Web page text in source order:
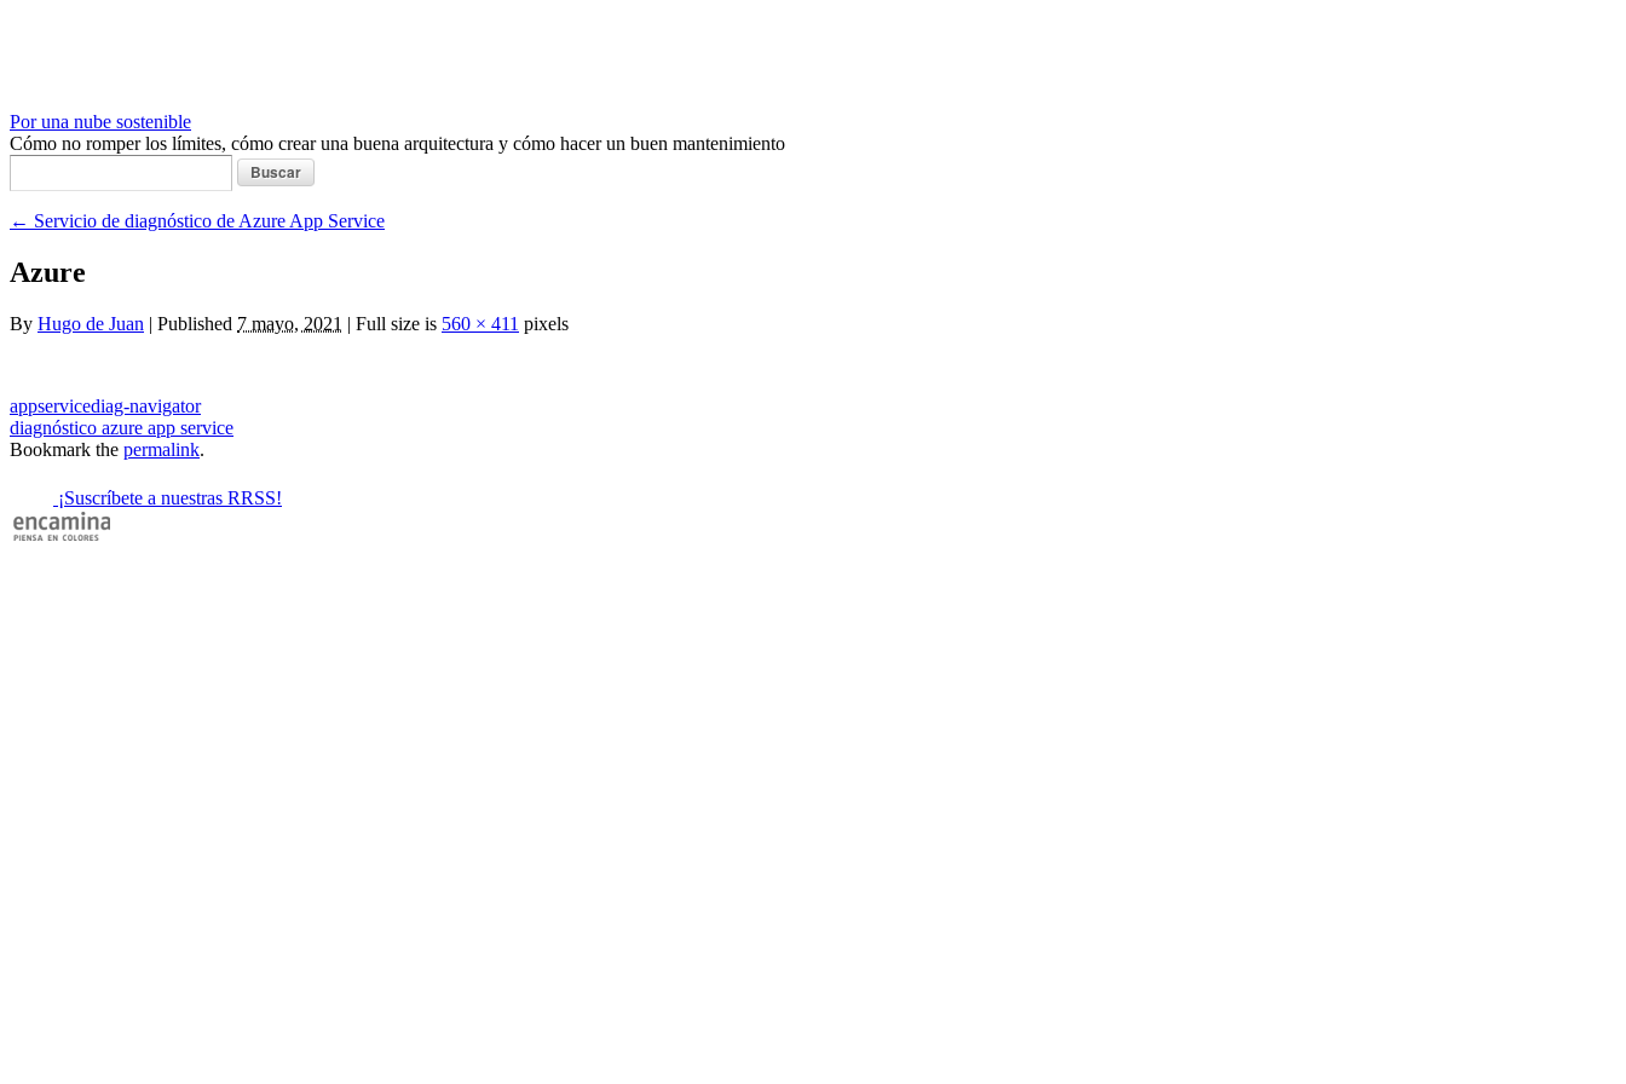
Por una nube sostenible
Cómo no romper los límites, cómo crear una buena arquitectura y cómo hacer un buen mantenimiento
← Servicio de diagnóstico de Azure App Service
Azure
By Hugo de Juan | Published 7 mayo, 2021 | Full size is 560 × 411 pixels
appservicediag-navigator
diagnóstico azure app service
Bookmark the permalink.
¡Suscríbete a nuestras RRSS!